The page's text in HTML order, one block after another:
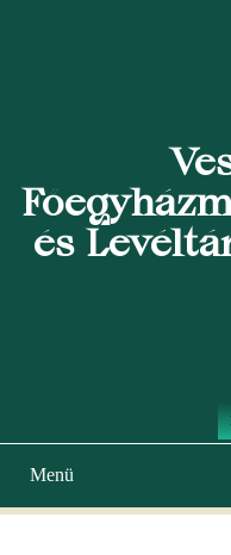
és
Main
navigation
Menü